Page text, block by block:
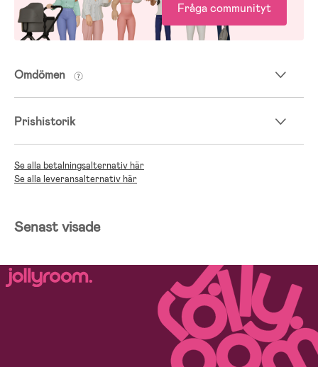
Fråga communityt
Omdömen
Prishistorik
Se alla betalningsalternativ här
Se alla leveransalternativ här
Senast visade